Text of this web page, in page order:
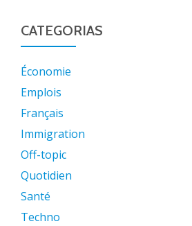
CATEGORIAS
Économie
Emplois
Français
Immigration
Off-topic
Quotidien
Santé
Techno